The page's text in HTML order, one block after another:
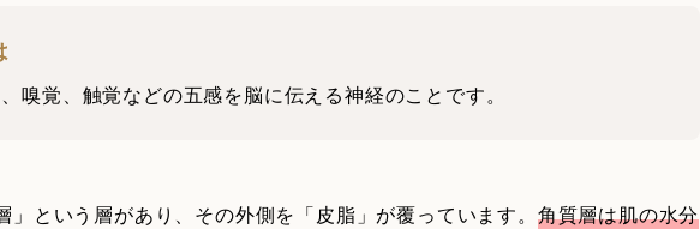
嗅覚、触覚などの五感を脳に伝える神経のことです。
」という層があり、その外側を「皮脂」が覆っています。 角質層は肌の水分